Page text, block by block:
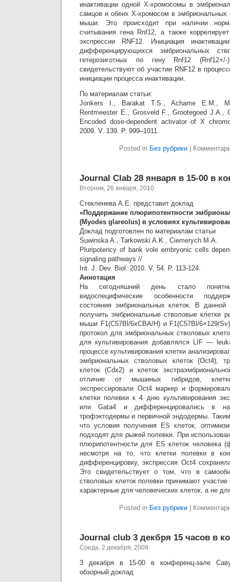
инактивации одной Х-хромосомы в
самцов и обеих Х-хромосом в эмбриональных
мыши. Это происходит при наличии
считывания гена Rnf12, а также
экспрессии RNF12. Инициация
дифференцирующихся эмбриональных
гетерозиготных по гену Rnf12
свидетельствуют об участии RNF12 в
инициации процесса инактивации.
По материалам статьи:
Jonkers I., Barakat T.S., Achame E.M.,
Rentmeester E., Grosveld F., Grootegoed J.A.,
Encoded dose-dependent activator of X
2009. V. 139. P. 999–1011.
Posted in Без рубрики
Journal Clab 28 января в 15-00 в
Вторник, 26 января, 2010
Стекленева А.Е. представит доклад
«Поддержание плюрипотентности
(Myodes glareolus) в условиях
Доклад подготовлен по материалам статьи
Suwinska A., Tarkowski A.K., Ciemerych M.A.
Pluripotency of bank vole embryonic cells
signaling pathways //
Int. J. Dev. Biol. 2010. V. 54. P. 113-124.
Аннотация
На сегодняшний день стало
видоспецифические особенности
состояния эмбриональных клеток. В данной
получить эмбриональные стволовые клетки
мыши F1(C57Bl/6xCBA/H) и F1(C57Bl/6×129/
протокол для эмбриональных стволовых
для культивирования добавлялся LIF —
процессе культивирования клетки
эмбриональных стволовых клеток (Oct4),
клеток (Cdx2) и клеток
отличие от мышиных гибридов,
экспрессировали Oct4 маркер и
клетки полевки к 4 дню культивирования
или Gata4 и дифференцировались в
трофэктодермы и первичной эндодермы.
что условия получения ES клеток,
подходят для рыжей полевки. При
плюрипотентности для ES клеток человека
несмотря на то, что клетки полевки в
дифференцировку, экспрессия Oct4
Это свидетельствует о том, что в
стволовых клеток полевки принимают
характерные для человеческих клеток, а не
Posted in Без рубрики
Journal club 3 декбря 15 часов в
Среда, 2 декабря, 2009
3 декабря в 15-00 в конференц-зале
обзорный доклад